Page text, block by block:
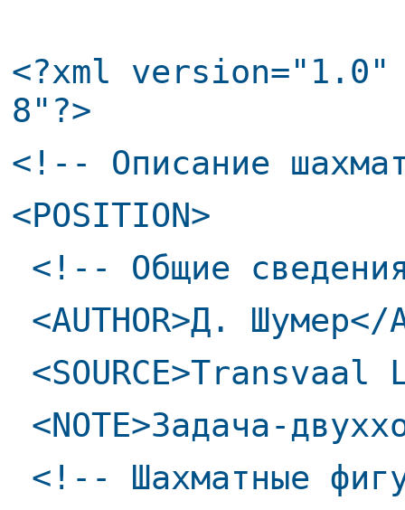
<?xml version="1.0"
8"?>
<!-- Описание
<POSITION>
<!-- Общие
<AUTHOR>Д. Шумер</
<SOURCE>Transvaal
<NOTE>Задача-
<!-- Шахматные